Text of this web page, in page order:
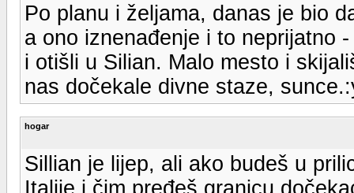
Po planu i željama, danas je bio
a ono iznenađenje i to neprijatno
i otišli u Silian. Malo mesto i
nas dočekale divne staze,
hogar
Sillian je lijep, ali ako budeš u
Italije i čim pređeš granicu